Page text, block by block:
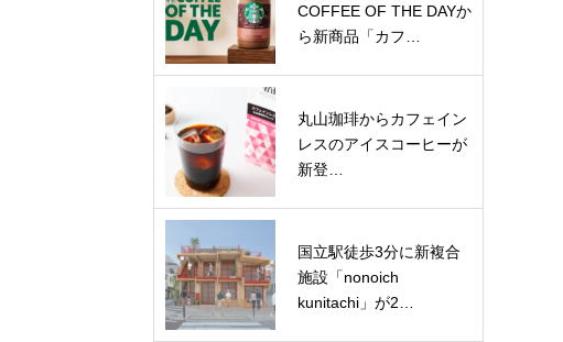
COFFEE OF THE DAYか
ら新商品「カフ…
丸山珈琲からカフェイン
レスのアイスコーヒーが
新登…
国立駅徒歩3分に新複合
施設「nonoich
kunitachi」が2…